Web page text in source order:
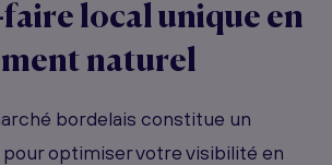
local unique en
naturel
bordelais constitue un
optimiser votre visibilité en